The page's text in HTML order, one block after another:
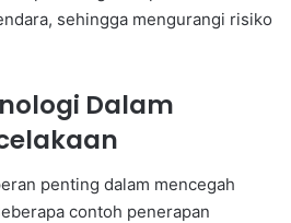
sehingga mengurangi risiko
Dalam
penting dalam mencegah
contoh penerapan